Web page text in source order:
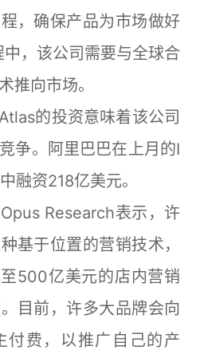
，确保产品为市场做好
，该公司需要与全球合
推向市场。
的投资意味着该公司
争。阿里巴巴在上月的I
融资218亿美元。
Research表示，许
基于位置的营销技术，
500亿美元的店内营销
目前，许多大品牌会向
付费，以推广自己的产